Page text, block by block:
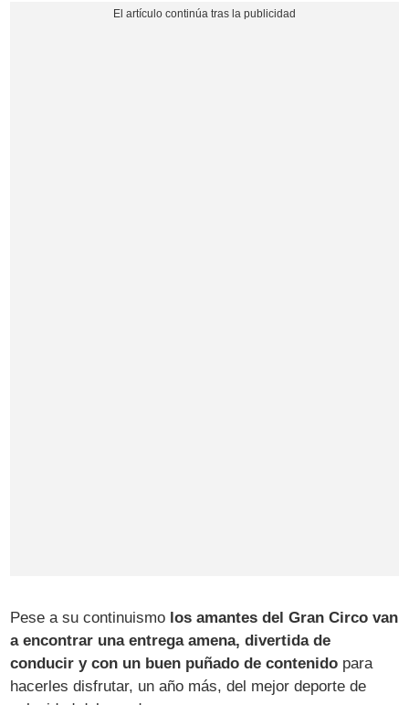
Pese a su continuismo los amantes del Gran Circo van
a encontrar una entrega amena, divertida de
conducir y con un buen puñado de contenido para
hacerles disfrutar, un año más, del mejor deporte de